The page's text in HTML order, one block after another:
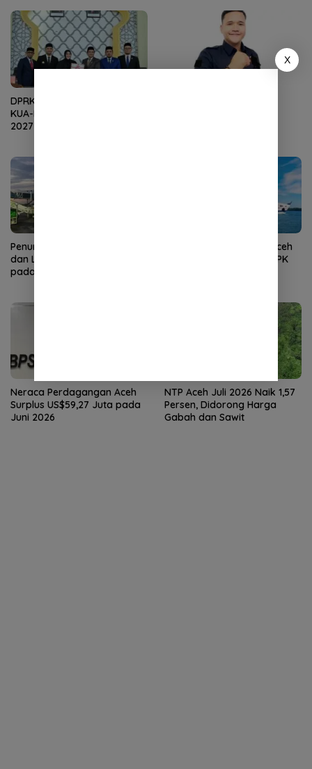
DPRK Terima Dokumen R-
KUA-PPAS APBK Banda Aceh
2027 dari Eksekutif
Penumpang Angkutan Udara
dan Laut di Aceh Meningkat
pada Juni 2026
Kunjungan Wisman ke Aceh
Turun pada Juni 2026, TPK
Neraca Perdagangan Aceh
Surplus US$59,27 Juta pada
Juni 2026
NTP Aceh Juli 2026 Naik 1,57
Persen, Didorong Harga
Gabah dan Sawit
X